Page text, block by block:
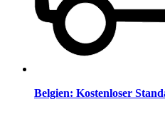
Belgien: Kostenloser